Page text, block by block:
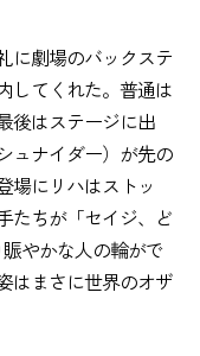
に劇場のバックステ
してくれた。普通は
後はステージに出
ュナイダー）が先の
場にリハはストッ
たちが「セイジ、ど
やかな人の輪がで
はまさに世界のオザ